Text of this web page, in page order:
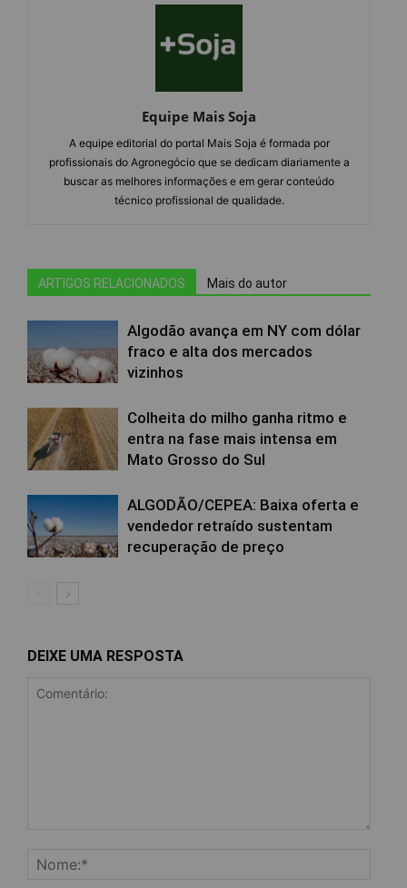
Equipe Mais Soja
A equipe editorial do portal Mais Soja é formada por
profissionais do Agronegócio que se dedicam diariamente a
buscar as melhores informações e em gerar conteúdo
técnico profissional de qualidade.
ARTIGOS RELACIONADOS Mais do autor
Algodão avança em NY com dólar
fraco e alta dos mercados
vizinhos
Colheita do milho ganha ritmo e
entra na fase mais intensa em
Mato Grosso do Sul
ALGODÃO/CEPEA: Baixa oferta e
vendedor retraído sustentam
recuperação de preço
DEIXE UMA RESPOSTA